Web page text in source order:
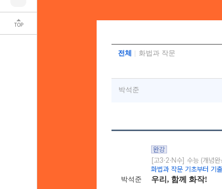
TOP
전체 화법과 작문
박석준
박석준
완강
[고3·2·N수] 수능 (개념완
화법과 작문 기초부터 기
우리, 함께 화작!